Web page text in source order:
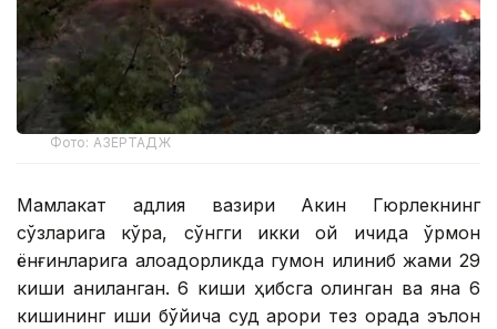
Фото: АЗЕРТАДЖ
Мамлакат адлия вазири Акин Гюрлекнинг
сўзларига кўра, сўнгги икки ой ичида ўрмон
ёнғинларига алоқадорликда гумон қилиниб жами 29
киши аниқланган. 6 киши ҳибсга олинган ва яна 6
кишининг иши бўйича суд қарори тез орада эълон